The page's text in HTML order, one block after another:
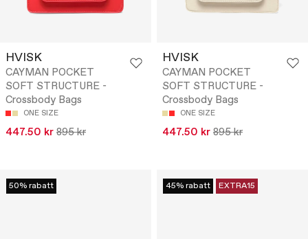
HVISK
CAYMAN POCKET
SOFT STRUCTURE -
Crossbody Bags
ONE SIZE
447.50 kr 895 kr
HVISK
CAYMAN POCKET
SOFT STRUCTURE -
Crossbody Bags
ONE SIZE
447.50 kr 895 kr
50% rabatt 45% rabatt EXTRA15